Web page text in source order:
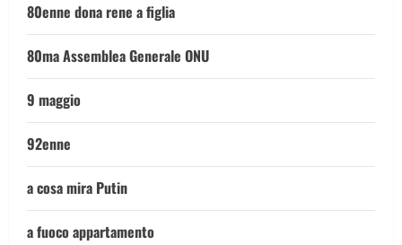
80enne dona rene a figlia
80ma Assemblea Generale ONU
9 maggio
92enne
a cosa mira Putin
a fuoco appartamento